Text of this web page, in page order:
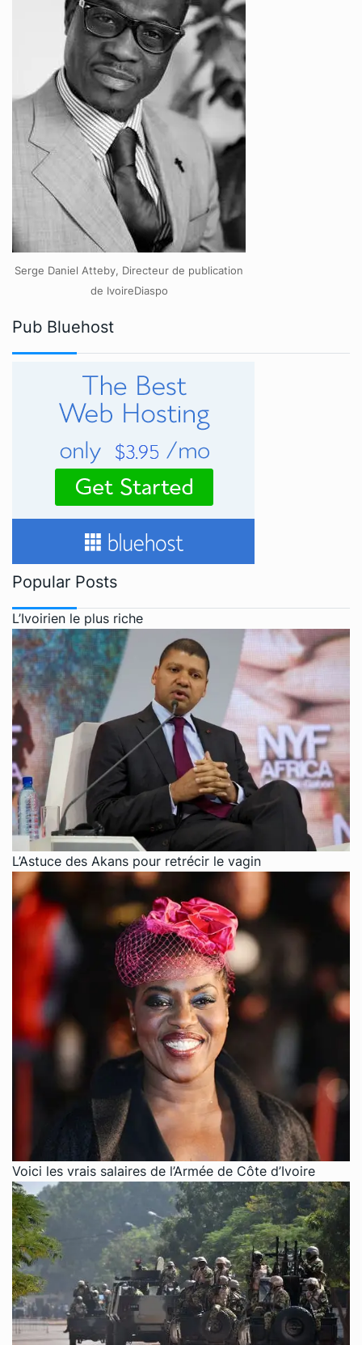
Serge Daniel Atteby, Directeur de publication
de IvoireDiaspo
Pub Bluehost
Popular Posts
L’Ivoirien le plus riche
L’Astuce des Akans pour retrécir le vagin
Voici les vrais salaires de l’Armée de Côte d’Ivoire